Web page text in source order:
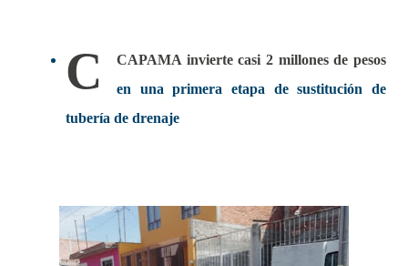
C
CAPAMA invierte casi 2 millones de pesos
en una primera etapa de sustitución de
tubería de drenaje